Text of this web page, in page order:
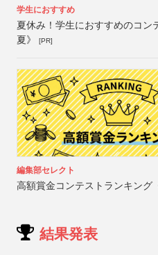
学生におすすめ
夏休み！学生におすすめのコン
夏》
[PR]
編集部セレクト
高額賞金コンテストランキング
結果発表